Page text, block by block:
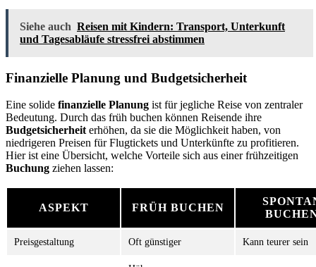
Siehe auch Reisen mit Kindern: Transport, Unterkunft
und Tagesabläufe stressfrei abstimmen
Finanzielle Planung und Budgetsicherheit
Eine solide finanzielle Planung ist für jegliche Reise von zentraler
Bedeutung. Durch das früh buchen können Reisende ihre
Budgetsicherheit erhöhen, da sie die Möglichkeit haben, von
niedrigeren Preisen für Flugtickets und Unterkünfte zu profitieren.
Hier ist eine Übersicht, welche Vorteile sich aus einer frühzeitigen
Buchung ziehen lassen:
ASPEKT FRÜH BUCHEN
Preisgestaltung Oft günstiger Kann teurer sein